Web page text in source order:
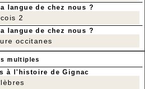
langue de chez nous ?
2
langue de chez nous ?
occitanes
multiples
à l'histoire de Gignac